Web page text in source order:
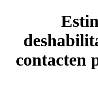
contacten